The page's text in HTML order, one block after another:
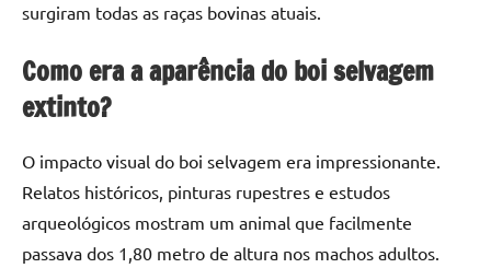
surgiram todas as raças bovinas atuais.
Como era a aparência do boi selvagem
extinto?
O impacto visual do boi selvagem era impressionante.
Relatos históricos, pinturas rupestres e estudos
arqueológicos mostram um animal que facilmente
passava dos 1,80 metro de altura nos machos adultos.